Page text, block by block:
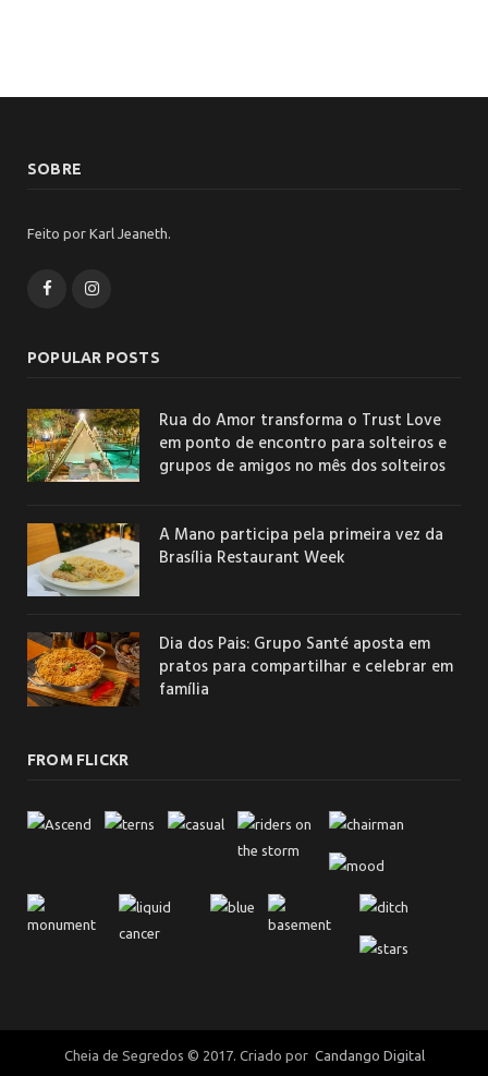
SOBRE
Feito por Karl Jeaneth.
FacebookInstagram
POPULAR POSTS
Rua do Amor transforma o Trust Love
em ponto de encontro para solteiros e
grupos de amigos no mês dos solteiros
A Mano participa pela primeira vez da
Brasília Restaurant Week
Dia dos Pais: Grupo Santé aposta em
pratos para compartilhar e celebrar em
família
FROM FLICKR
Cheia de Segredos © 2017. Criado por Candango Digital